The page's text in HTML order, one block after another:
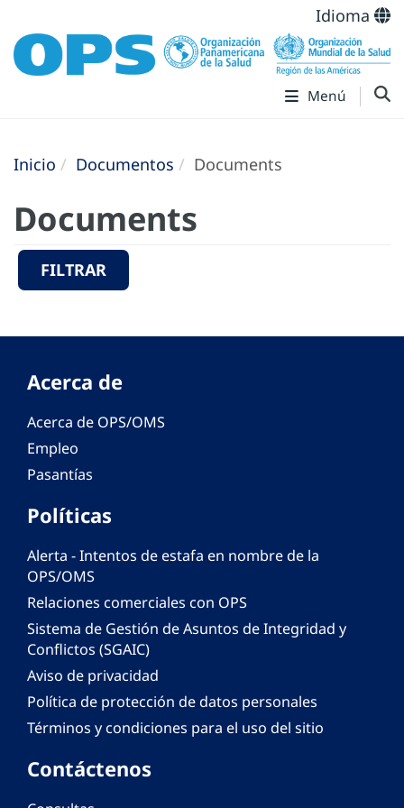
Idioma
Menú
Inicio Documentos Documents
Documents
FILTRAR
Acerca de
Acerca de OPS/OMS
Empleo
Pasantías
Políticas
Alerta - Intentos de estafa en nombre de la
OPS/OMS
Relaciones comerciales con OPS
Sistema de Gestión de Asuntos de Integridad y
Conflictos (SGAIC)
Aviso de privacidad
Política de protección de datos personales
Términos y condiciones para el uso del sitio
Contáctenos